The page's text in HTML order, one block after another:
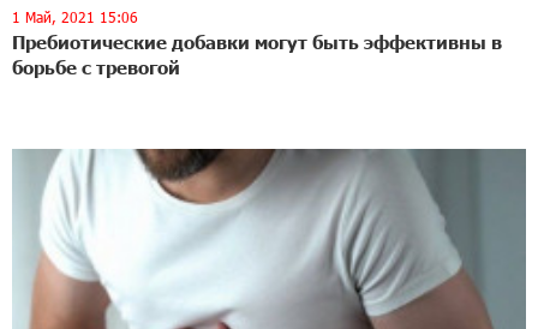
1 Май, 2021 15:06
Пребиотические добавки могут быть эффективны в
борьбе с тревогой